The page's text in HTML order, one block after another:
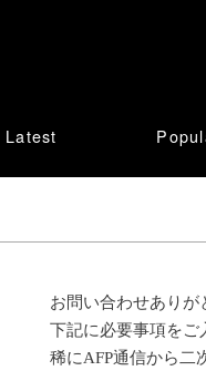
Latest
お問い合わせありが
下記に必要事項をご
稀にAFP通信から二